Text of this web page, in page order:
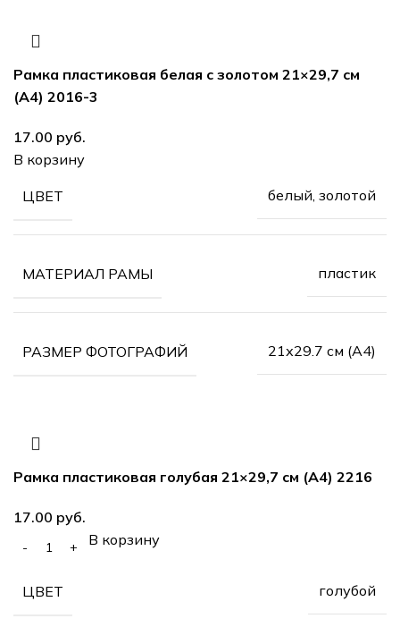
Рамка пластиковая белая с золотом 21×29,7 см
(А4) 2016-3
руб.
В корзину
ЦВЕТ белый, золотой
МАТЕРИАЛ РАМЫ пластик
РАЗМЕР ФОТОГРАФИЙ 21х29.7 см (А4)
Рамка пластиковая голубая 21×29,7 см (А4) 2216
руб.
В корзину
ЦВЕТ голубой